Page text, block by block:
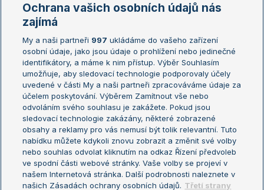
Žebříčky
Žebříček ATP (muži)
Žebříček WTA (ženy)
Sázkařský žebříček
Australian Open
French Open
Wimbledon
US Open
Turnaj mistrů
Turnaj mistryň
Aktualní trendy
Fotbalové přestupy
Livesport Daily
Ochrana vašich osobních údajů nás
zajímá
My a naši partneři 997 ukládáme do vašeho zařízení
osobní údaje, jako jsou údaje o prohlížení nebo jedinečné
identifikátory, a máme k nim přístup. Výběr Souhlasím
umožňuje, aby sledovací technologie podporovaly účely
uvedené v části My a naši partneři zpracováváme údaje za
účelem poskytování. Výběrem Zamítnout vše nebo
odvoláním svého souhlasu je zakážete. Pokud jsou
sledovací technologie zakázány, některé zobrazené
obsahy a reklamy pro vás nemusí být tolik relevantní. Tuto
nabídku můžete kdykoli znovu zobrazit a změnit své volby
nebo souhlas odvolat kliknutím na odkaz Řízení předvoleb
ve spodní části webové stránky. Vaše volby se projeví v
našem Internetová stránka. Další podrobnosti naleznete v
našich Zásadách ochrany osobních údajů. Třetí strany